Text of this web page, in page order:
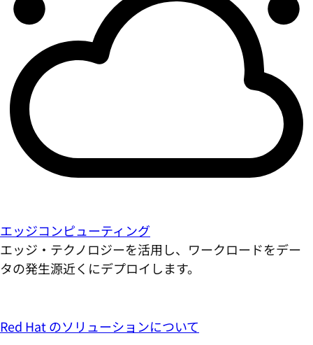
エッジコンピューティング
エッジ・テクノロジーを活用し、ワークロードをデー
タの発生源近くにデプロイします。
Red Hat のソリューションについて